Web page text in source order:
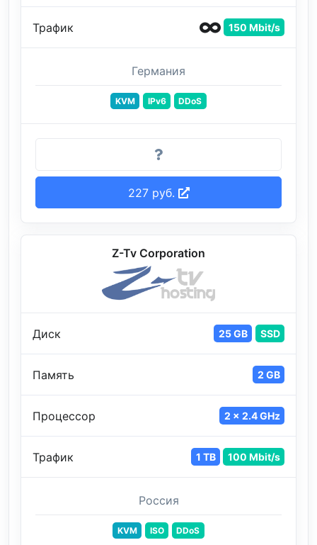
Трафик 150 Mbit/s
Германия
KVM IPv6 DDoS
227 руб.
Z-Tv Corporation
Диск 25 GB SSD
Память 2 GB
Процессор 2 x 2.4 GHz
Трафик 1 TB 100 Mbit/s
Россия
KVM ISO DDoS